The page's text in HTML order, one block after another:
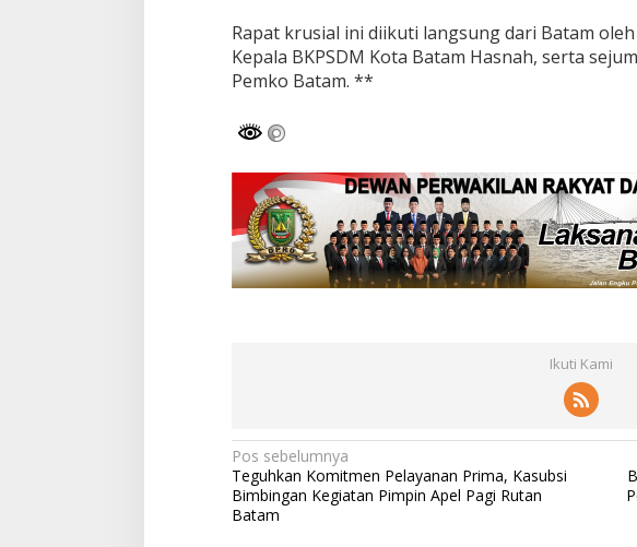
Rapat krusial ini diikuti langsung dari Batam
Kepala BKPSDM Kota Batam Hasnah, serta
Pemko Batam. **
Ikuti Kami
N
a
v
Pos sebelumnya
Teguhkan Komitmen Pelayanan Prima, Kasubsi
Bimbingan Kegiatan Pimpin Apel Pagi Rutan
Batam